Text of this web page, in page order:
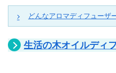
どんなアロマディフューザ
昔ながらのアロマ
生活の木オイルディ